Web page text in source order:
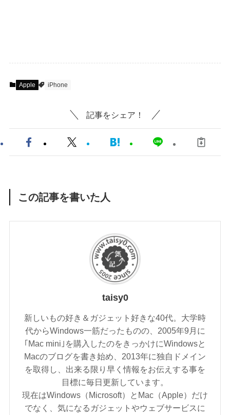
Apple iPhone
記事をシェア！
この記事を書いた人
taisy0
新しいもの好き＆ガジェット好きな40代。大学時
代からWindows一筋だったものの、2005年9月に
｢Mac mini｣を購入したのをきっかけにWindowsと
Macのブログを書き始め、2013年に独自ドメイン
を取得し、出来る限り早く情報をお伝えする事を
目標に毎日更新しています。
現在はWindows（Microsoft）とMac（Apple）だけ
でなく、気になるガジェットやウェブサービスに